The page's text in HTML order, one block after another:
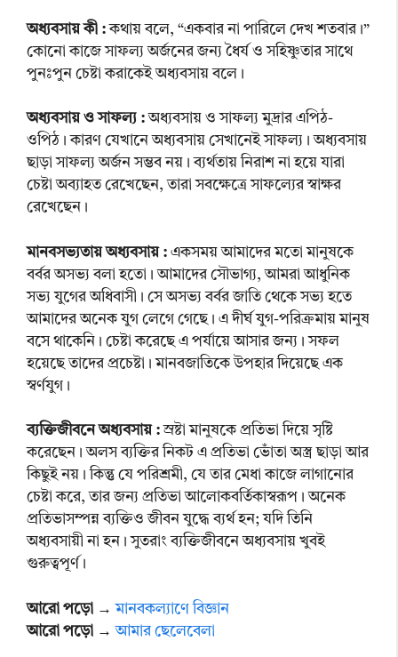
অধ্যবসায় কী :কথায় বলে, “একবার না পারিলে দেখ শতবার।”
কোনো কাজে সাফল্য অর্জনের জন্য ধৈর্য ও সহিষ্ণুতার সাথে
পুনঃপুন চেষ্টা করাকেই অধ্যবসায় বলে।
অধ্যবসায় ও সাফল্য :অধ্যবসায় ও সাফল্য মুদ্রার এপিঠ-
ওপিঠ। কারণ যেখানে অধ্যবসায় সেখানেই সাফল্য। অধ্যবসায়
ছাড়া সাফল্য অর্জন সম্ভব নয়। ব্যর্থতায় নিরাশ না হয়ে যারা
চেষ্টা অব্যাহত রেখেছেন, তারা সবক্ষেত্রে সাফল্যের স্বাক্ষর
রেখেছেন।
মানবসভ্যতায় অধ্যবসায় : একসময় আমাদের মতো মানুষকে
বর্বর অসভ্য বলা হতো। আমাদের সৌভাগ্য, আমরা আধুনিক
সভ্য যুগের অধিবাসী। সে অসভ্য বর্বর জাতি থেকে সভ্য হতে
আমাদের অনেক যুগ লেগে গেছে। এ দীর্ঘ যুগ-পরিক্রমায় মানুষ
বসে থাকেনি। চেষ্টা করেছে এ পর্যায়ে আসার জন্য। সফল
হয়েছে তাদের প্রচেষ্টা। মানবজাতিকে উপহার দিয়েছে এক
স্বর্ণযুগ।
ব্যক্তিজীবনে অধ্যবসায় :স্রষ্টা মানুষকে প্রতিভা দিয়ে সৃষ্টি
করেছেন। অলস ব্যক্তির নিকট এ প্রতিভা ভোঁতা অস্ত্র ছাড়া আর
কিছুই নয়। কিন্তু যে পরিশ্রমী, যে তার মেধা কাজে লাগানোর
চেষ্টা করে, তার জন্য প্রতিভা আলোকবর্তিকাস্বরূপ। অনেক
প্রতিভাসম্পন্ন ব্যক্তিও জীবন যুদ্ধে ব্যর্থ হন; যদি তিনি
অধ্যবসায়ী না হন। সুতরাং ব্যক্তিজীবনে অধ্যবসায় খুবই
গুরুত্বপূর্ণ।
আরো পড়ো → মানবকল্যাণে বিজ্ঞান
আরো পড়ো → আমার ছেলেবেলা